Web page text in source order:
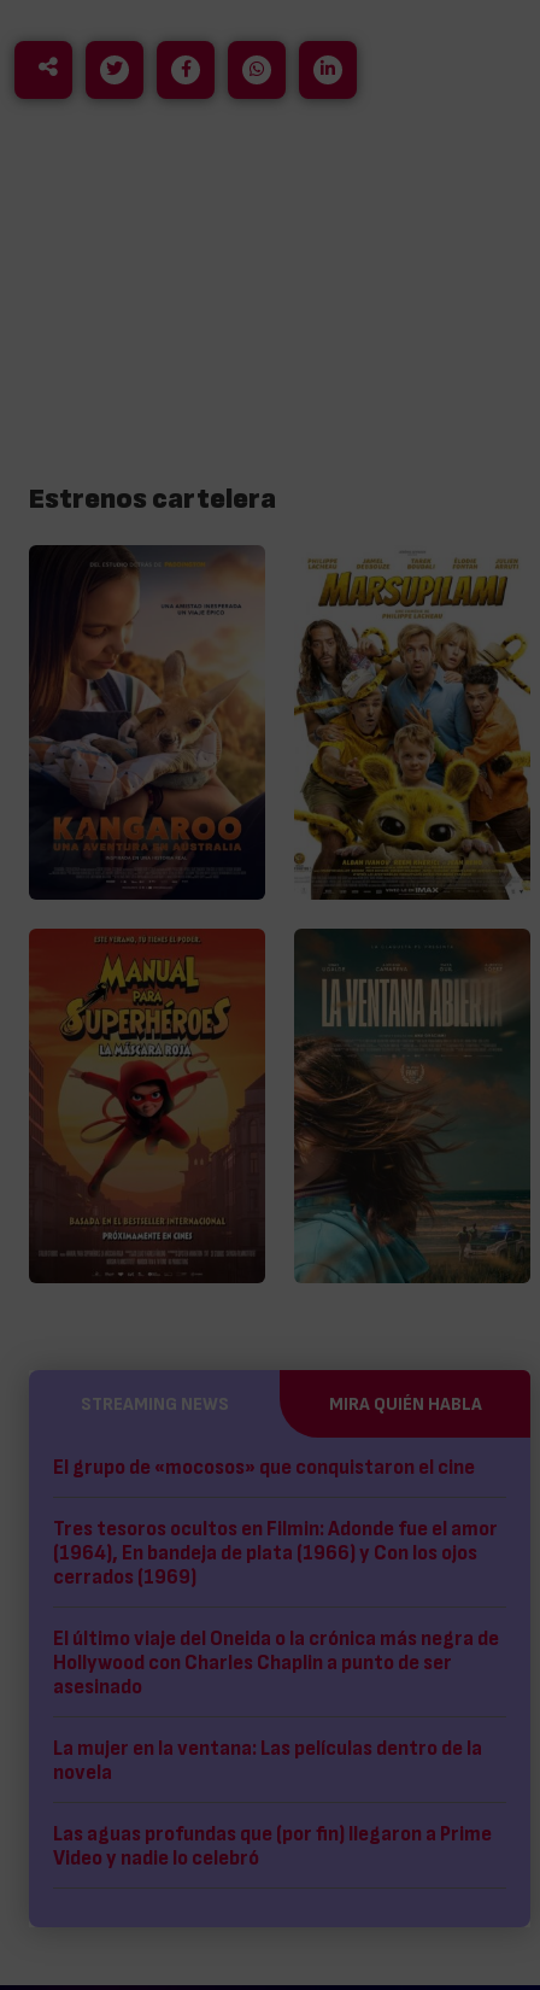
Estrenos cartelera
STREAMING NEWS MIRA QUIÉN HABLA
El grupo de «mocosos» que conquistaron el cine
Tres tesoros ocultos en Filmin: Adonde fue el amor
(1964), En bandeja de plata (1966) y Con los ojos
cerrados (1969)
El último viaje del Oneida o la crónica más negra de
Hollywood con Charles Chaplin a punto de ser
asesinado
La mujer en la ventana: Las películas dentro de la
novela
Las aguas profundas que (por fin) llegaron a Prime
Video y nadie lo celebró